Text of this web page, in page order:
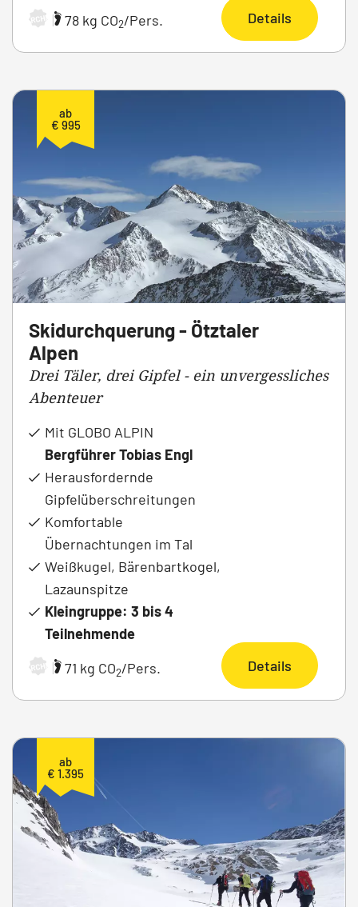
ARCHIV | 78 kg CO2/Pers. Details
ab
€ 995
Skidurchquerung - Ötztaler
Alpen
Drei Täler, drei Gipfel - ein unvergessliches
Abenteuer
Mit GLOBO ALPIN
Bergführer Tobias Engl
Herausfordernde
Gipfelüberschreitungen
Komfortable
Übernachtungen im Tal
Weißkugel, Bärenbartkogel,
Lazaunspitze
Kleingruppe: 3 bis 4
Teilnehmende
ARCHIV | 71 kg CO2/Pers. Details
ab
€ 1.395